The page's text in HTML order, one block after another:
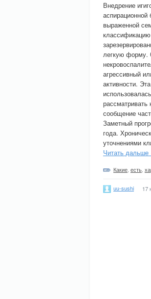
Внедрение
аспирационной
выраженной
классификацию
легкую форму.
агрессивный
активности.
рассматривать
сообщение
Заметный
года.
уточнениями
Читать
Какие есть
uu-sushi 17